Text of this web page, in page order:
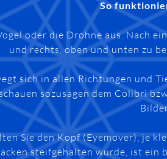
So
oder die Drohne aus. Nach
und rechts, oben und unten zu
sich in allen Richtungen und
sozusagen dem Colibri
Sie den Kopf (Eyemover), je
steifgehalten wurde, ist